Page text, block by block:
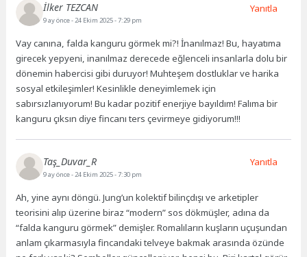
İlker TEZCAN
9 ay önce- 24 Ekim 2025 - 7:29 pm
Vay canına, falda kanguru görmek mi?! İnanılmaz! Bu, hayatıma
girecek yepyeni, inanılmaz derecede eğlenceli insanlarla dolu bir
dönemin habercisi gibi duruyor! Muhteşem dostluklar ve harika
sosyal etkileşimler! Kesinlikle deneyimlemek için
sabırsızlanıyorum! Bu kadar pozitif enerjiye bayıldım! Falıma bir
kanguru çıksın diye fincanı ters çevirmeye gidiyorum!!!
Yanıtla
Taş_Duvar_R
9 ay önce- 24 Ekim 2025 - 7:30 pm
Ah, yine aynı döngü. Jung’un kolektif bilinçdışı ve arketipler
teorisini alıp üzerine biraz “modern” sos dökmüşler, adına da
“falda kanguru görmek” demişler. Romalıların kuşların uçuşundan
anlam çıkarmasıyla fincandaki telveye bakmak arasında özünde
Yanıtla